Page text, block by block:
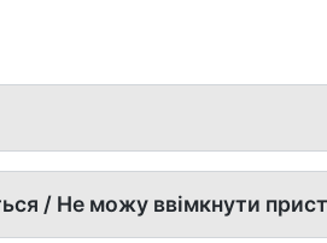
/ Не можу ввімкнути